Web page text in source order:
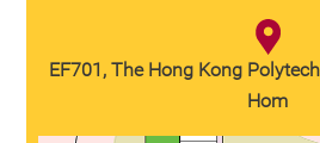
EF701, The Hong Kong
Hom